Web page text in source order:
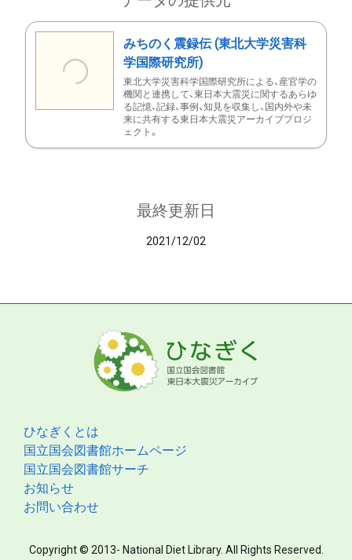
みちのく震録伝 (東北大学災害科
学国際研究所)
東北大学災害科学国際研究所による、産官学の
機関と連携して、東日本大震災に関するあらゆ
る記憶、記録、事例、知見を収集し、国内外や未
来に共有する東日本大震災アーカイブプロジ
ェクト。
最終更新日
2021/12/02
ひなぎくとは
国立国会図書館ホームページ
国立国会図書館サーチ
お知らせ
お問い合わせ
Copyright © 2013- National Diet Library. All Rights Reserved.